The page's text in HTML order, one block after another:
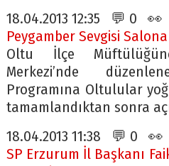
18.04.2013 12:35 💬 0 👀
Peygamber Sevgisi Salona
Oltu İlçe
Merkezi’nde
Programına Oltulular
tamamlandıktan sonra
18.04.2013 11:38 💬 0 👀
SP Erzurum İl Başkanı